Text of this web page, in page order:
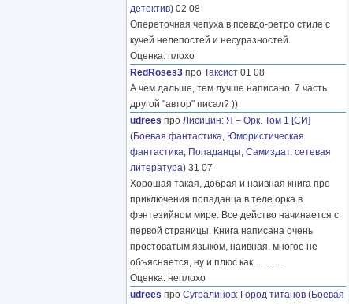
детектив) 02 08
Опереточная чепуха в псевдо-ретро стиле с
кучей нелепостей и несуразностей.
Оценка: плохо
RedRoses3 про Таксист 01 08
А чем дальше, тем лучше написано. 7 часть
другой "автор" писал? ))
udrees про Лисицин: Я – Орк. Том 1 [СИ]
(Боевая фантастика, Юмористическая
фантастика, Попаданцы, Самиздат, сетевая
литература) 31 07
Хорошая такая, добрая и наивная книга про
приключения попаданца в теле орка в
фэнтезийном мире. Все действо начинается с
первой страницы. Книга написана очень
простоватым языком, наивная, многое не
объясняется, ну и плюс как ………
Оценка: неплохо
udrees про Сугралинов: Город титанов (Боевая